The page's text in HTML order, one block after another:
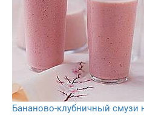
Бананово-клубничный смузи